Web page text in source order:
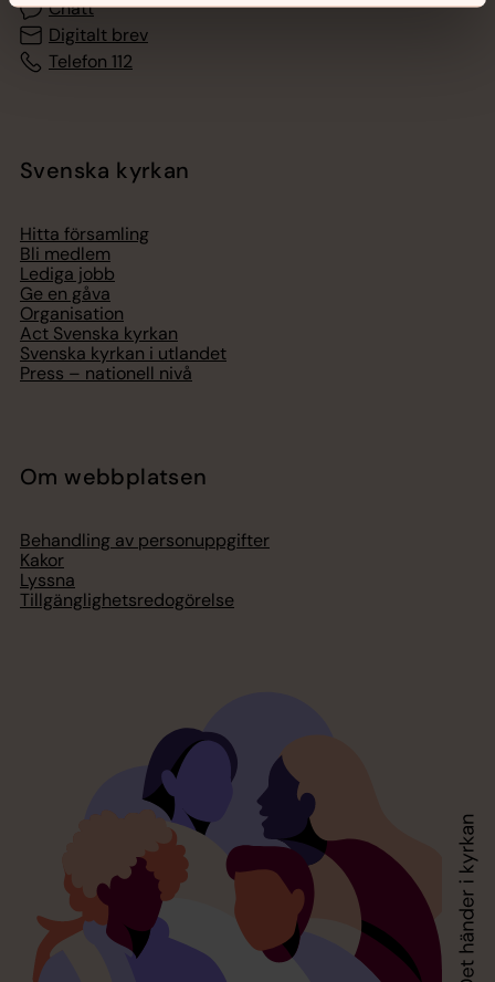
Chatt
Digitalt brev
Telefon 112
Svenska kyrkan
Hitta församling
Bli medlem
Lediga jobb
Ge en gåva
Organisation
Act Svenska kyrkan
Svenska kyrkan i utlandet
Press – nationell nivå
Om webbplatsen
Behandling av personuppgifter
Kakor
Lyssna
Tillgänglighetsredogörelse